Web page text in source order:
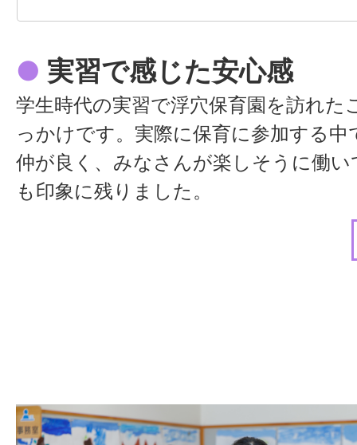
● 実習で感じた安心感
学生時代の実習で浮穴保育園を訪れた
っかけです。実際に保育に参加する中
仲が良く、みなさんが楽しそうに働
も印象に残りました。
実習生にも優しく接してくださり、
●毎日が感動の連続
現在は2歳児クラスを担当しています